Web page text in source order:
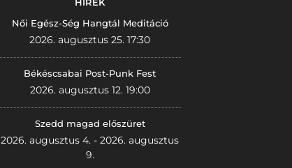
Női Egész-Ség Hangtál Meditáció
2026. augusztus 25. 17:30
Békéscsabai Post-Punk Fest
2026. augusztus 12. 19:00
Szedd magad előszüret
2026. augusztus 4. - 2026. augusztus
9.